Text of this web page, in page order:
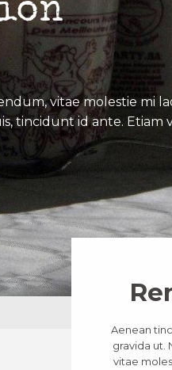
vitae molestie mi
tincidunt id ante. Etiam
Aenean
gravida ut.
vitae